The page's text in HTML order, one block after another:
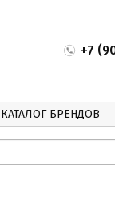
+7
КАТАЛОГ БРЕНДОВ